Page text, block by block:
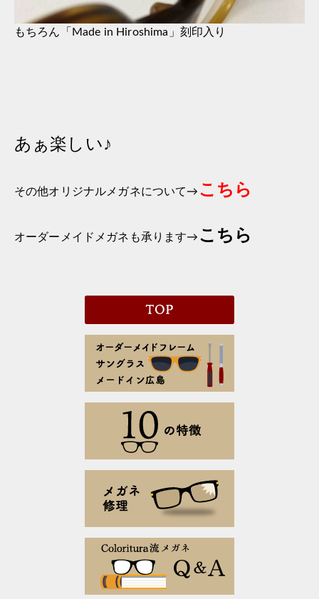
もちろん「Made in Hiroshima」刻印入り
あぁ楽しい♪
その他オリジナルメガネについて→ こちら
オーダーメイドメガネも承ります→ こちら